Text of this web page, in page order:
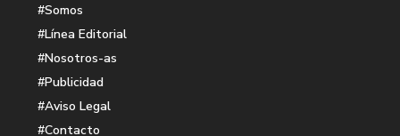
#Somos
#Línea Editorial
#Nosotros-as
#Publicidad
#Aviso Legal
#Contacto